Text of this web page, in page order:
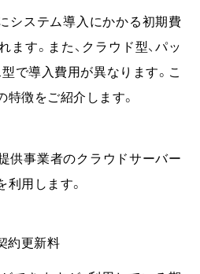
システム導入にかかる初期費
す。また、クラウド型、パッ
で導入費用が異なります。こ
徴をご紹介します。
供事業者のクラウドサーバー
用します。
約更新料